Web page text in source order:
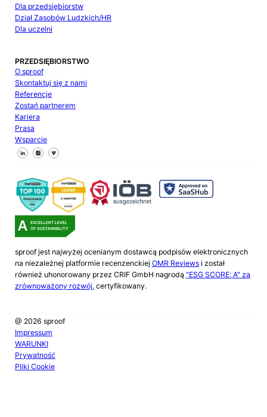
Dla przedsiębiorstw
Dział Zasobów Ludzkich/HR
Dla uczelni
PRZEDSIĘBIORSTWO
O sproof
Skontaktuj się z nami
Referencje
Zostań partnerem
Kariera
Prasa
Wsparcie
Śledź nas na Facebooku
Śledź nas na X
Śledź nas na LinkedIn
sproof jest najwyżej ocenianym dostawcą podpisów elektronicznych
na niezależnej platformie recenzenckiej OMR Reviewsi został
również uhonorowany przez CRIF GmbH nagrodą "ESG SCORE: A" za
zrównoważony rozwój.certyfikowany.
@ 2026 sproof
Impressum
WARUNKI
Prywatność
Pliki Cookie